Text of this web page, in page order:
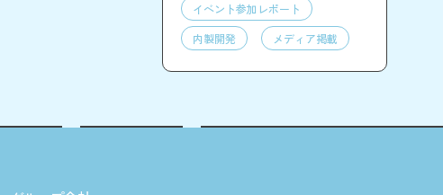
イベント参加レポート
内製開発
メディア掲載